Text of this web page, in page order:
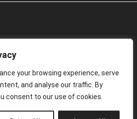
your browsing experience, serve
and analyse our traffic. By
consent to our use of cookies.
nas redes sociais
|Livro de Reclamações